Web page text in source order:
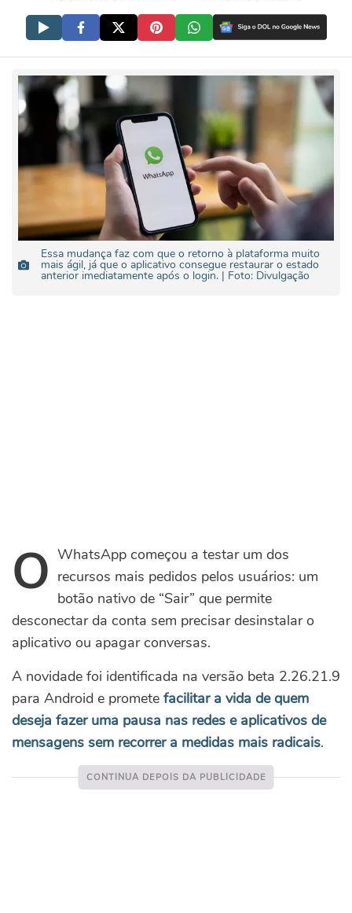
Essa mudança faz com que o retorno à plataforma muito
mais ágil, já que o aplicativo consegue restaurar o estado
anterior imediatamente após o login. | Foto: Divulgação
OWhatsApp começou a testar um dos
recursos mais pedidos pelos usuários: um
botão nativo de “Sair” que permite
desconectar da conta sem precisar desinstalar o
aplicativo ou apagar conversas.
A novidade foi identificada na versão beta 2.26.21.9
para Android e promete facilitar a vida de quem
deseja fazer uma pausa nas redes e aplicativos de
mensagens sem recorrer a medidas mais radicais.